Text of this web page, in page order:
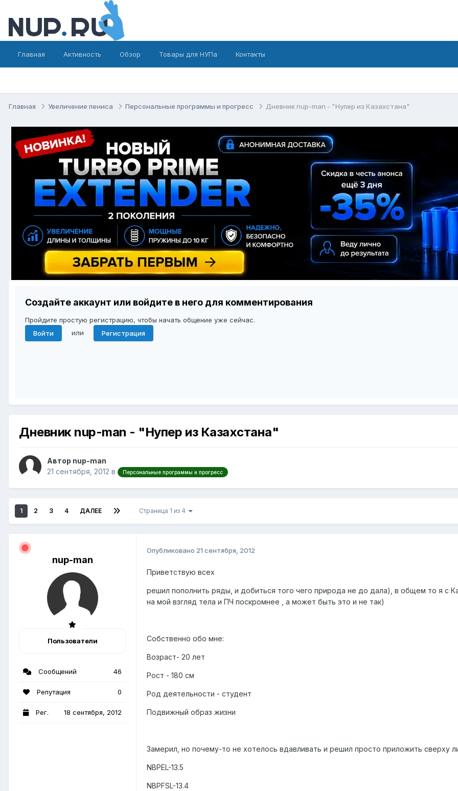
Главная Активность Обзор Товары для НУПа Контакты
Главная Увеличение пениса Персональные программы и прогресс Дневник nup-man - "Нупер из Казахстана"
Создайте аккаунт или войдите в него для комментирования
Пройдите простую регистрацию, чтобы начать общение уже сейчас.
Войти
или Регистрация
Дневник nup-man - "Нупер из Казахстана"
Автор nup-man
21 сентября, 2012 в Персональные программы и прогресс
1 2 3 4 ДАЛЕЕ Страница 1 из 4
nup-man
Пользователи
Сообщений 46
Репутация 0
Рег. 18 сентября, 2012
Опубликовано 21 сентября, 2012
Приветствую всех
решил пополнить ряды, и добиться того чего природа не до дала), в общем то я с
на мой взгляд тела и ПЧ поскромнее , а может быть это и не так)
Собственно обо мне:
Возраст- 20 лет
Рост - 180 см
Род деятельности - студент
Подвижный образ жизни
Замерил, но почему-то не хотелось вдавливать и решил просто приложить сверху
NBPEL-13.5
NBPFSL-13.4